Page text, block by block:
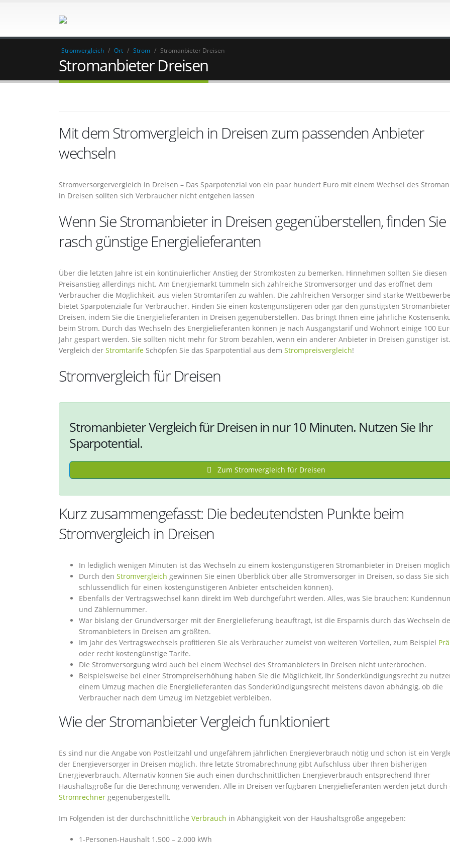
Stromvergleich / Ort / Strom / Stromanbieter Dreisen
Stromanbieter Dreisen
Mit dem Stromvergleich in Dreisen zum passenden Anbieter
wechseln
Stromversorgervergleich in Dreisen – Das Sparpotenzial von ein paar hundert Euro mit einem Wechsel des
in Dreisen sollten sich Verbraucher nicht entgehen lassen
Wenn Sie Stromanbieter in Dreisen gegenüberstellen, finden Sie
rasch günstige Energielieferanten
Über die letzten Jahre ist ein kontinuierlicher Anstieg der Stromkosten zu bemerken. Hinnehmen sollten Sie diesen
Preisanstieg allerdings nicht. Am Energiemarkt tümmeln sich zahlreiche Stromversorger und das eröffnet dem
Verbraucher die Möglichkeit, aus vielen Stromtarifen zu wählen. Die zahlreichen Versorger sind starke
bietet Sparpotenziale für Verbraucher. Finden Sie einen kostengünstigeren oder gar den günstigsten
Dreisen, indem Sie die Energielieferanten in Dreisen gegenüberstellen. Das bringt Ihnen eine jährliche
beim Strom. Durch das Wechseln des Energielieferanten können je nach Ausgangstarif und Wohnort einige 100
Jahr gespart werden. Sie sollten nicht mehr für Strom bezahlen, wenn ein anderer Anbieter in Dreisen günstiger
Vergleich der Stromtarife Schöpfen Sie das Sparpotential aus dem Strompreisvergleich!
Stromvergleich für Dreisen
Stromanbieter Vergleich für Dreisen in nur 10 Minuten. Nutzen Sie Ihr
Sparpotential.
Zum Stromvergleich für Dreisen
Kurz zusammengefasst: Die bedeutendsten Punkte beim
Stromvergleich in Dreisen
In lediglich wenigen Minuten ist das Wechseln zu einem kostengünstigeren Stromanbieter in Dreisen
Durch den Stromvergleich gewinnen Sie einen Überblick über alle Stromversorger in Dreisen, so dass Sie sich
schlussendlich für einen kostengünstigeren Anbieter entscheiden können}.
Ebenfalls der Vertragswechsel kann direkt im Web durchgeführt werden. Alles, was Sie brauchen:
und Zählernummer.
War bislang der Grundversorger mit der Energielieferung beauftragt, ist die Ersparnis durch das Wechseln
Stromanbieters in Dreisen am größten.
Im Jahr des Vertragswechsels profitieren Sie als Verbraucher zumeist von weiteren Vorteilen, zum Beispiel
oder recht kostengünstige Tarife.
Die Stromversorgung wird auch bei einem Wechsel des Stromanbieters in Dreisen nicht unterbrochen.
Beispielsweise bei einer Strompreiserhöhung haben Sie die Möglichkeit, Ihr Sonderkündigungsrecht zu
einem Umzug machen die Energielieferanten das Sonderkündigungsrecht meistens davon abhängig, ob die
Verbraucher nach dem Umzug im Netzgebiet verbleiben.
Wie der Stromanbieter Vergleich funktioniert
Es sind nur die Angabe von Postleitzahl und ungefährem jährlichen Energieverbrauch nötig und schon ist ein
der Energieversorger in Dreisen möglich. Ihre letzte Stromabrechnung gibt Aufschluss über Ihren bisherigen
Energieverbrauch. Alternativ können Sie auch einen durchschnittlichen Energieverbrauch entsprechend Ihrer
Haushaltsgröße für die Berechnung verwenden. Alle in Dreisen verfügbaren Energielieferanten werden jetzt durch
Stromrechner gegenübergestellt.
Im Folgenden ist der durchschnittliche Verbrauch in Abhängigkeit von der Haushaltsgröße angegeben:
1-Personen-Haushalt 1.500 – 2.000 kWh